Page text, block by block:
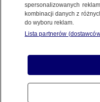
spersonalizowanych
kombinacji danych z
do wyboru reklam.
Lista partnerów